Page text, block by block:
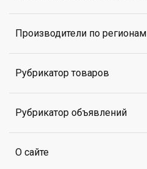
Производители по регионам
Рубрикатор товаров
Рубрикатор объявлений
О сайте